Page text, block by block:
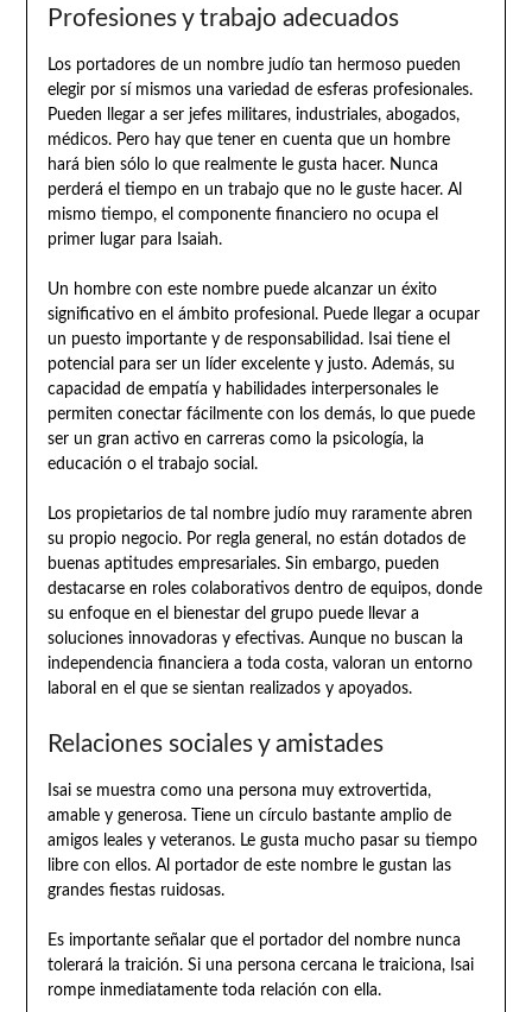
Profesiones y trabajo adecuados
Los portadores de un nombre judío tan hermoso pueden
elegir por sí mismos una variedad de esferas profesionales.
Pueden llegar a ser jefes militares, industriales, abogados,
médicos. Pero hay que tener en cuenta que un hombre
hará bien sólo lo que realmente le gusta hacer. Nunca
perderá el tiempo en un trabajo que no le guste hacer. Al
mismo tiempo, el componente financiero no ocupa el
primer lugar para Isaiah.
Un hombre con este nombre puede alcanzar un éxito
significativo en el ámbito profesional. Puede llegar a ocupar
un puesto importante y de responsabilidad. Isai tiene el
potencial para ser un líder excelente y justo. Además, su
capacidad de empatía y habilidades interpersonales le
permiten conectar fácilmente con los demás, lo que puede
ser un gran activo en carreras como la psicología, la
educación o el trabajo social.
Los propietarios de tal nombre judío muy raramente abren
su propio negocio. Por regla general, no están dotados de
buenas aptitudes empresariales. Sin embargo, pueden
destacarse en roles colaborativos dentro de equipos, donde
su enfoque en el bienestar del grupo puede llevar a
soluciones innovadoras y efectivas. Aunque no buscan la
independencia financiera a toda costa, valoran un entorno
laboral en el que se sientan realizados y apoyados.
Relaciones sociales y amistades
Isai se muestra como una persona muy extrovertida,
amable y generosa. Tiene un círculo bastante amplio de
amigos leales y veteranos. Le gusta mucho pasar su tiempo
libre con ellos. Al portador de este nombre le gustan las
grandes fiestas ruidosas.
Es importante señalar que el portador del nombre nunca
tolerará la traición. Si una persona cercana le traiciona, Isai
rompe inmediatamente toda relación con ella.